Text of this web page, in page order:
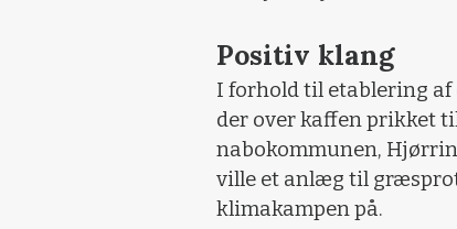
Positiv klang
I forhold til etablering
der over kaffen prikket
nabokommunen,
ville et anlæg til
klimakampen på.